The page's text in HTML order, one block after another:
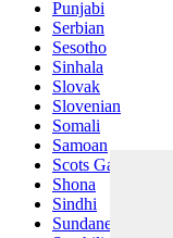
Punjabi
Serbian
Sesotho
Sinhala
Slovak
Slovenian
Somali
Samoan
Scots Gaelic
Shona
Sindhi
Sundanese